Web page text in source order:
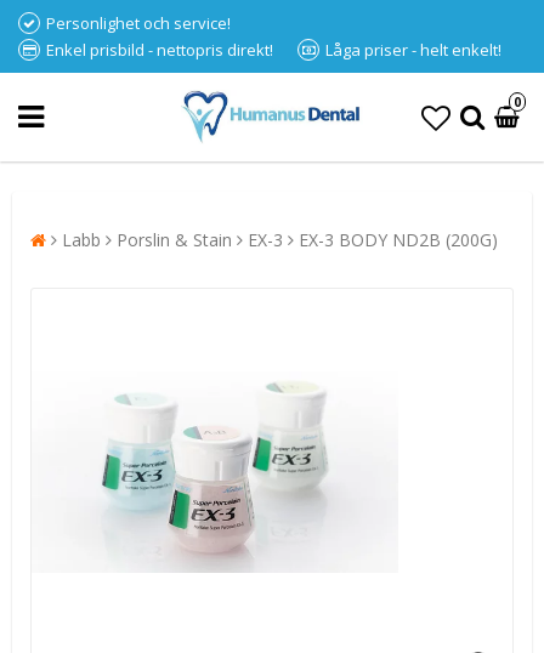
Personlighet och service!
Enkel prisbild - nettopris direkt!
Låga priser - helt enkelt!
0
Labb Porslin & Stain EX-3 EX-3 BODY ND2B (200G)